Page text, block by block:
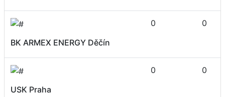
BK ARMEX ENERGY Děčín
0 0
USK Praha
0 0